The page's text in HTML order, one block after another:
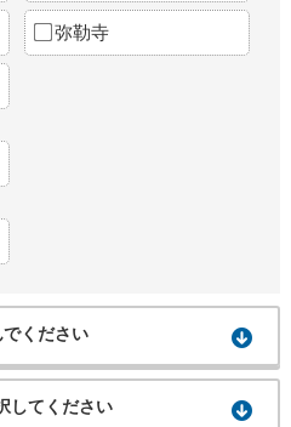
弥勒寺
ください
してください